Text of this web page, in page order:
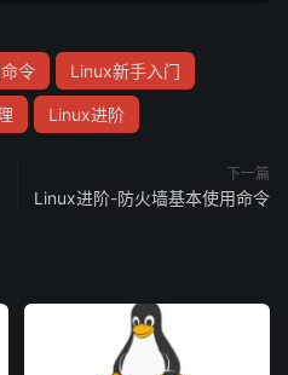
令 Linux新手入门
Linux进阶
下一篇
Linux进阶-防火墙基本使用命令